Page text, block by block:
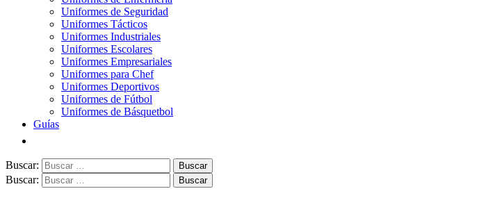
Uniformes de Seguridad
Uniformes Tácticos
Uniformes Industriales
Uniformes Escolares
Uniformes Empresariales
Uniformes para Chef
Uniformes Deportivos
Uniformes de Fútbol
Uniformes de Básquetbol
Guías
Buscar:
Buscar: